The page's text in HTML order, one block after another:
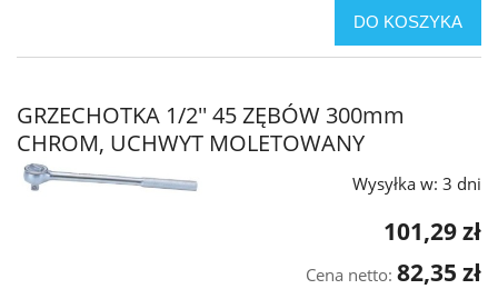
DO KOSZYKA
GRZECHOTKA 1/2'' 45 ZĘBÓW 300mm
CHROM, UCHWYT MOLETOWANY
Wysyłka w: 3 dni
101,29 zł
Cena netto: 82,35 zł